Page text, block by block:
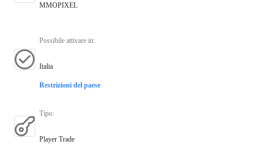
MMOPIXEL
Possibile attivare in:
Italia
Restrizioni del paese
Tipo:
Player Trade